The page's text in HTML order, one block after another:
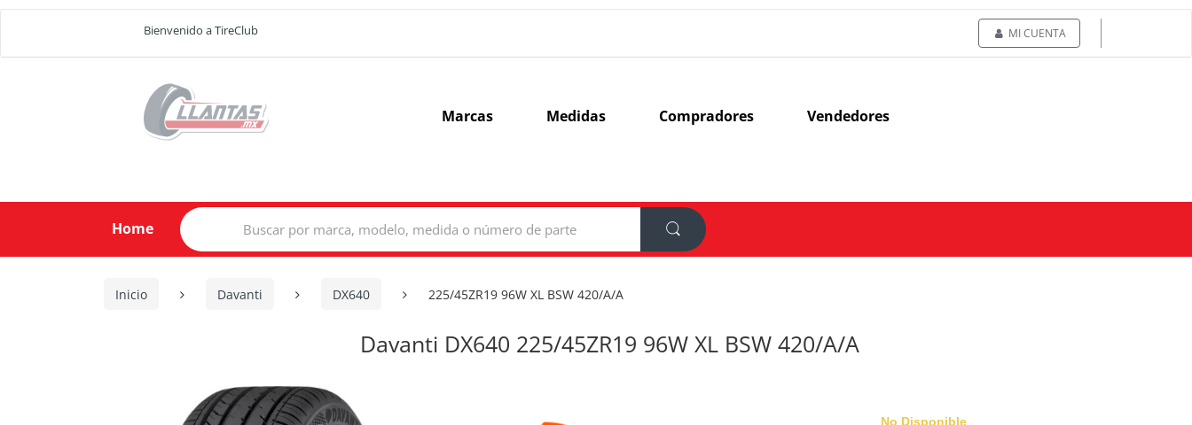
Bienvenido a TireClub MI CUENTA
Marcas Medidas Compradores Vendedores
Home
Search
for:
Inicio Davanti DX640 225/45ZR19 96W XL BSW 420/A/A
Davanti DX640 225/45ZR19 96W XL BSW 420/A/A
No Disponible